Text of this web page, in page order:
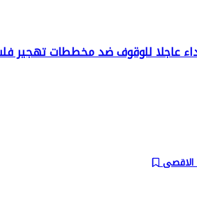
عاجلا للوقوف ضد مخططات تهجير
الاقصى